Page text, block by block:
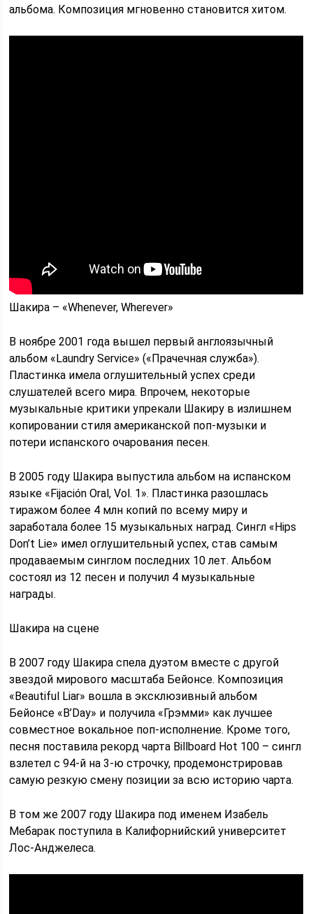
альбома. Композиция мгновенно становится хитом.
Шакира – «Whenever, Wherever»
В ноябре 2001 года вышел первый англоязычный
альбом «Laundry Service» («Прачечная служба»).
Пластинка имела оглушительный успех среди
слушателей всего мира. Впрочем, некоторые
музыкальные критики упрекали Шакиру в излишнем
копировании стиля американской поп-музыки и
потери испанского очарования песен.
В 2005 году Шакира выпустила альбом на испанском
языке «Fijación Oral, Vol. 1». Пластинка разошлась
тиражом более 4 млн копий по всему миру и
заработала более 15 музыкальных наград. Сингл «Hips
Don’t Lie» имел оглушительный успех, став самым
продаваемым синглом последних 10 лет. Альбом
состоял из 12 песен и получил 4 музыкальные
награды.
Шакира на сцене
В 2007 году Шакира спела дуэтом вместе с другой
звездой мирового масштаба Бейонсе. Композиция
«Beautiful Liar» вошла в эксклюзивный альбом
Бейонсе «B’Day» и получила «Грэмми» как лучшее
совместное вокальное поп-исполнение. Кроме того,
песня поставила рекорд чарта Billboard Hot 100 – сингл
взлетел с 94-й на 3-ю строчку, продемонстрировав
самую резкую смену позиции за всю историю чарта.
В том же 2007 году Шакира под именем Изабель
Мебарак поступила в Калифорнийский университет
Лос-Анджелеса.